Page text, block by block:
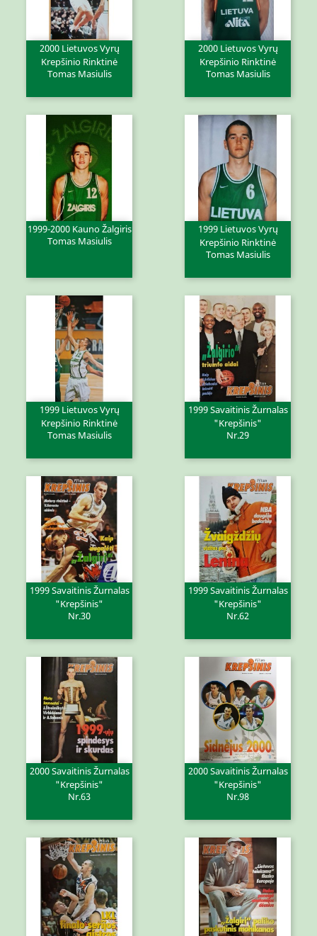
2000 Lietuvos Vyrų
Krepšinio Rinktinė
Tomas Masiulis
2000 Lietuvos Vyrų
Krepšinio Rinktinė
Tomas Masiulis
1999-2000 Kauno Žalgiris
Tomas Masiulis
1999 Lietuvos Vyrų
Krepšinio Rinktinė
Tomas Masiulis
1999 Lietuvos Vyrų
Krepšinio Rinktinė
Tomas Masiulis
1999 Savaitinis Žurnalas
"Krepšinis"
Nr.29
1999 Savaitinis Žurnalas
"Krepšinis"
Nr.30
1999 Savaitinis Žurnalas
"Krepšinis"
Nr.62
2000 Savaitinis Žurnalas
"Krepšinis"
Nr.63
2000 Savaitinis Žurnalas
"Krepšinis"
Nr.98